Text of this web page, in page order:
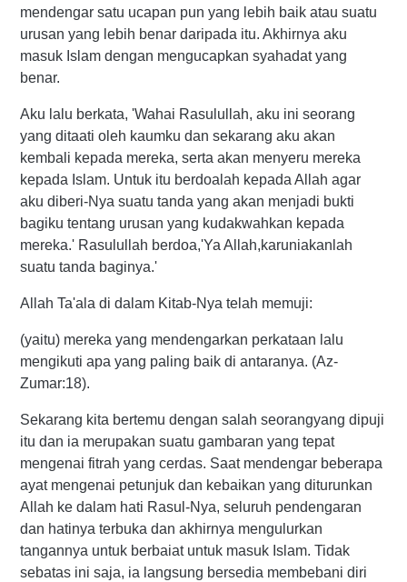
mendengar satu ucapan pun yang lebih baik atau suatu
urusan yang lebih benar daripada itu. Akhirnya aku
masuk Islam dengan mengucapkan syahadat yang
benar.
Aku lalu berkata, 'Wahai Rasulullah, aku ini seorang
yang ditaati oleh kaumku dan sekarang aku akan
kembali kepada mereka, serta akan menyeru mereka
kepada Islam. Untuk itu berdoalah kepada Allah agar
aku diberi-Nya suatu tanda yang akan menjadi bukti
bagiku tentang urusan yang kudakwahkan kepada
mereka.' Rasulullah berdoa,'Ya Allah,karuniakanlah
suatu tanda baginya.'
Allah Ta'ala di dalam Kitab-Nya telah memuji:
(yaitu) mereka yang mendengarkan perkataan lalu
mengikuti apa yang paling baik di antaranya. (Az-
Zumar:18).
Sekarang kita bertemu dengan salah seorangyang dipuji
itu dan ia merupakan suatu gambaran yang tepat
mengenai fitrah yang cerdas. Saat mendengar beberapa
ayat mengenai petunjuk dan kebaikan yang diturunkan
Allah ke dalam hati Rasul-Nya, seluruh pendengaran
dan hatinya terbuka dan akhirnya mengulurkan
tangannya untuk berbaiat untuk masuk Islam. Tidak
sebatas ini saja, ia langsung bersedia membebani diri